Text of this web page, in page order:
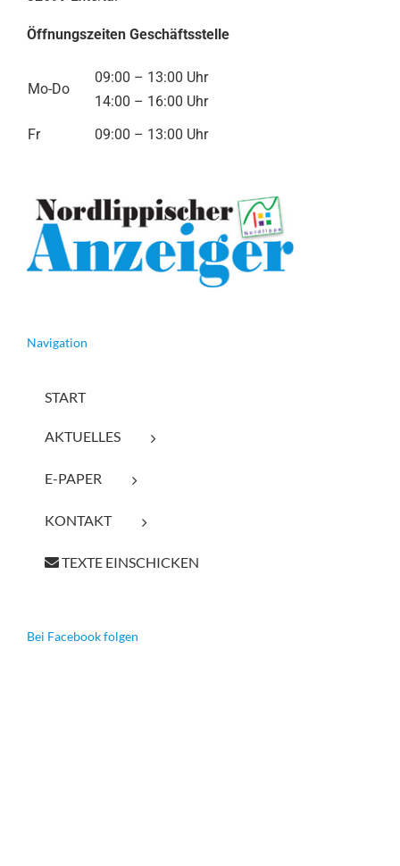
Öffnungszeiten Geschäftsstelle
Mo-Do
09:00 – 13:00 Uhr
14:00 – 16:00 Uhr
Fr
09:00 – 13:00 Uhr
Navigation
START
AKTUELLES
E-PAPER
KONTAKT
TEXTE EINSCHICKEN
Bei Facebook folgen